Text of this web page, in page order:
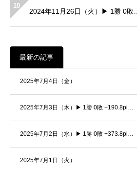
10
2024年11月26日（火）▶ 1勝 0敗…
最新の記事
2025年7月4日（金）
2025年7月3日（木）▶ 1勝 0敗 +190.8pi…
2025年7月2日（水）▶ 1勝 0敗 +373.8pi…
2025年7月1日（火）